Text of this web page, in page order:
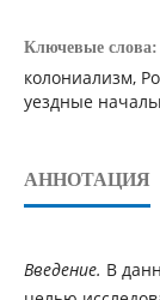
Ключевые слова:
колониализм,
уездные
АННОТАЦИЯ
Введение. В